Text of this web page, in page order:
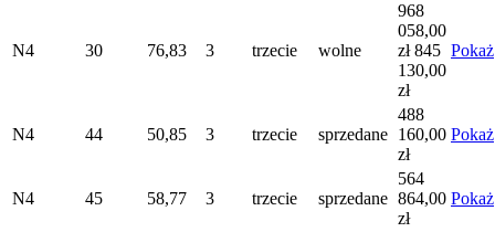
N4 30 76,83 3 trzecie wolne
968
058,00
zł845
130,00
zł
Pokaż
N4 44 50,85 3 trzecie sprzedane
488
160,00
zł
Pokaż
N4 45 58,77 3 trzecie sprzedane
564
864,00
zł
Pokaż